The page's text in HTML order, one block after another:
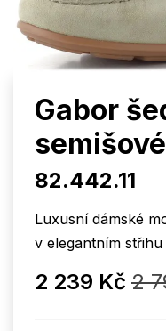
Gabor
82.442.11
Luxusní dámské
v elegantním
2 239 Kč 2